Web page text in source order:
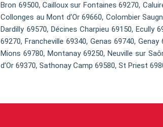
Bron 69500, Cailloux sur Fontaines 69270,
Collonges au Mont d’Or 69660, Colombier
Dardilly 69570, Décines Charpieu 69150,
69270, Francheville 69340, Genas 69740,
Mions 69780, Montanay 69250, Neuville sur
d’Or 69370, Sathonay Camp 69580, St Priest